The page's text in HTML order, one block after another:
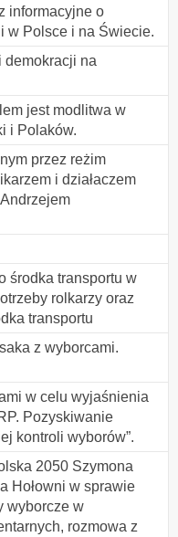
informacyjne o
w Polsce i na Świecie.
demokracji na
jest modlitwa w
i Polaków.
przez reżim
i działaczem
środka transportu w
rolkarzy oraz
transportu
z wyborcami.
w celu wyjaśnienia
Pozyskiwanie
kontroli wyborów”.
2050 Szymona
Hołowni w sprawie
wyborcze w
rozmowa z